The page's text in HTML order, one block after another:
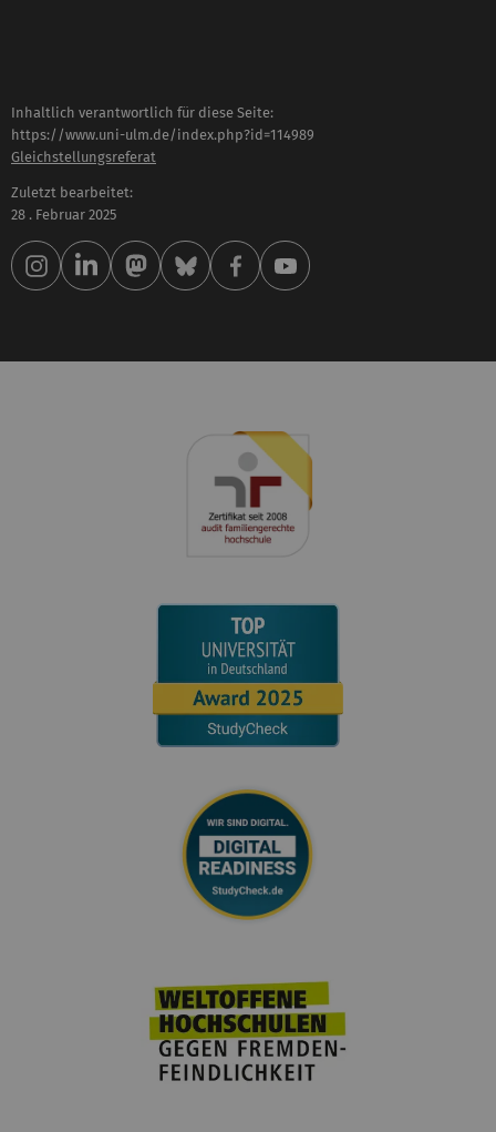
Inhaltlich verantwortlich für diese Seite:
https://www.uni-ulm.de/index.php?id=114989
Gleichstellungsreferat
Zuletzt bearbeitet:
28 . Februar 2025